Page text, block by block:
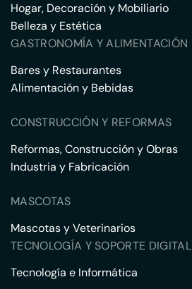
Hogar, Decoración y Mobiliario
Belleza y Estética
GASTRONOMÍA Y ALIMENTACIÓN
Bares y Restaurantes
Alimentación y Bebidas
CONSTRUCCIÓN Y REFORMAS
Reformas, Construcción y Obras
Industria y Fabricación
MASCOTAS
Mascotas y Veterinarios
TECNOLOGÍA Y SOPORTE DIGITAL
Tecnología e Informática